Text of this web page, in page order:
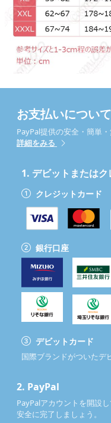
お支払いについて
PayPal提供の安全・簡単
詳細をみる
1. デビットまたは
クレジットカード
銀行口座
デビットカード
国際ブランドがついたデ
2. PayPal
PayPalアカウントを開設
安全に完了しましょう。